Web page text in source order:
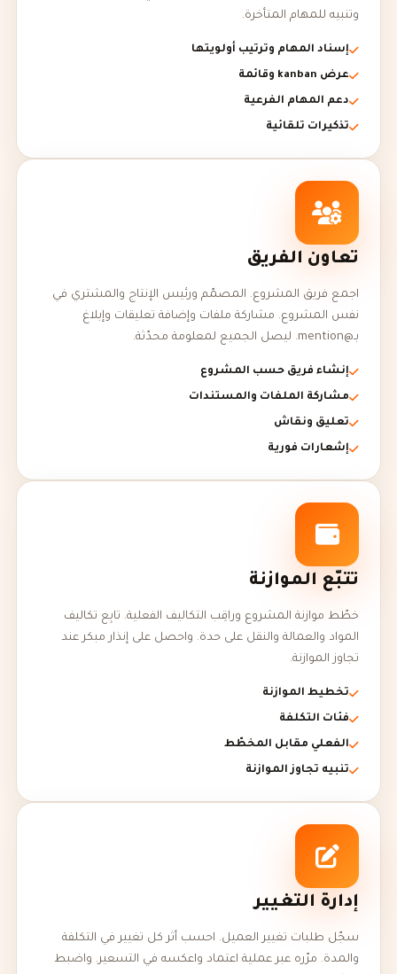
وتنبيه للمهام المتأخرة.
إسناد المهام وترتيب أولويتها
عرض kanban وقائمة
دعم المهام الفرعية
تذكيرات تلقائية
تعاون الفريق
اجمع فريق المشروع. المصمّم ورئيس الإنتاج والمشتري في
نفس المشروع. مشاركة ملفات وإضافة تعليقات وإبلاغ
بـ@mention. ليصل الجميع لمعلومة محدّثة.
إنشاء فريق حسب المشروع
مشاركة الملفات والمستندات
تعليق ونقاش
إشعارات فورية
تتبّع الموازنة
خطّط موازنة المشروع وراقِب التكاليف الفعلية. تابِع تكاليف
المواد والعمالة والنقل على حدة. واحصل على إنذار مبكر عند
تجاوز الموازنة.
تخطيط الموازنة
فئات التكلفة
الفعلي مقابل المخطّط
تنبيه تجاوز الموازنة
إدارة التغيير
سجّل طلبات تغيير العميل. احسب أثر كل تغيير في التكلفة
والمدة. مرّره عبر عملية اعتماد واعكسه في التسعير. واضبط